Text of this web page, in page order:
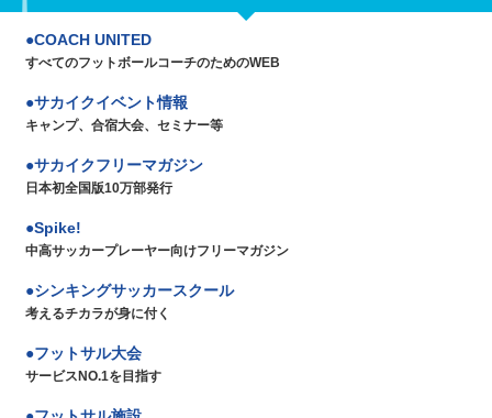
COACH UNITED
すべてのフットボールコーチのためのWEB
サカイクイベント情報
キャンプ、合宿大会、セミナー等
サカイクフリーマガジン
日本初全国版10万部発行
Spike!
中高サッカープレーヤー向けフリーマガジン
シンキングサッカースクール
考えるチカラが身に付く
フットサル大会
サービスNO.1を目指す